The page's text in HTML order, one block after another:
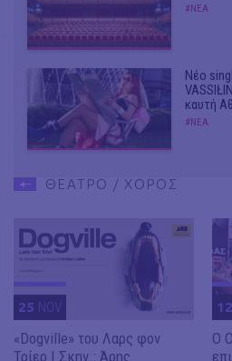
#ΝΕΑ
Νέο
καυτή
#ΝΕΑ
ΘΕΑΤΡΟ / ΧΟΡΟΣ
25 NOV
«Dogville» του Λαρς φον
Τρίερ | Σκην.: Άρης
12
O